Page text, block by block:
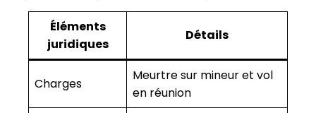
Éléments
juridiques
Détails
Charges
Meurtre sur mineur et vol
en réunion